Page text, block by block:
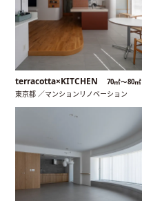
terracotta×KITCHEN 70㎡〜80㎡
東京都 ／マンションリノベーション